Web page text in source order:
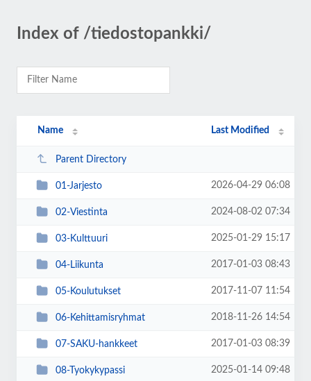
Index of /tiedostopankki/
Name Last Modified
Parent Directory
01-Jarjesto 2026-04-29 06:08
02-Viestinta 2024-08-02 07:34
03-Kulttuuri 2025-01-29 15:17
04-Liikunta 2017-01-03 08:43
05-Koulutukset 2017-11-07 11:54
06-Kehittamisryhmat 2018-11-26 14:54
07-SAKU-hankkeet 2017-01-03 08:39
08-Tyokykypassi 2025-01-14 09:48